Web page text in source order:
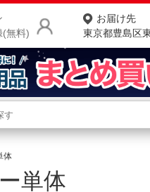
(無料)
お届け先
東京都豊島区
カテゴリ一覧からさ
体
単体